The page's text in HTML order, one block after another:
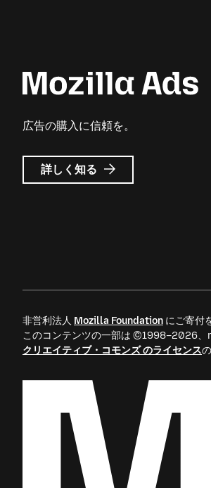
広告の購入に信頼を。
Mozilla
広
詳しく知る
非営利法人 Mozilla Foundation にご寄付
このコンテンツの一部は ©1998–2026
クリエイティブ・コモンズ のライセンス